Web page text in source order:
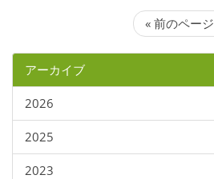
« 前のページ
アーカイブ
2026
2025
2023